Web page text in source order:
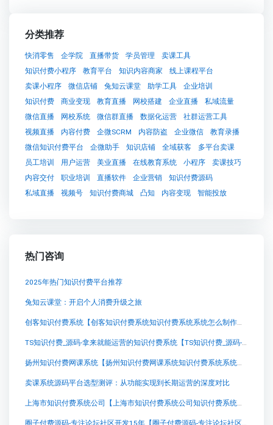
分类推荐
快消零售 企学院 直播带货 学员管理
卖课工具
知识付费小程序
教育平台 知识内容商家
线上课程平台
卖课小程序
微信店铺 兔知云课堂 助学工具
企业培训
知识付费
商业变现 教育直播 网校搭建 企业直播
私域流量
微信直播
网校系统 微信群直播 数据化运营
社群运营工具
视频直播
内容付费 企微SCRM 内容防盗 企业微信
教育录播
微信知识付费平台
企微助手 知识店铺 全域获客
多平台卖课
员工培训
用户运营 美业直播 在线教育系统 小程序
卖课技巧
内容交付
职业培训 直播软件 企业营销
知识付费源码
私域直播
视频号 知识付费商城 凸知 内容变现 智能投放
热门咨询
2025年热门知识付费平台推荐
兔知云课堂：开启个人消费升级之旅
创客知识付费系统【创客知识付费系统知识付费系统系统怎么制作，知识付费系统搭建使用教程】
TS知识付费_源码-拿来就能运营的知识付费系统【TS知识付费_源码-拿来就能运营的知识付费系统知识付费系统系统怎么制作，知识付费系统搭建使用教程】
扬州知识付费网课系统【扬州知识付费网课系统知识付费系统系统怎么制作，知识付费系统搭建使用教程】
卖课系统源码平台选型测评：从功能实现到长期运营的深度对比
上海市知识付费系统公司【上海市知识付费系统公司知识付费系统系统怎么制作，知识付费系统搭建使用教程】
圈子付费源码-专注论坛社区开发15年【圈子付费源码-专注论坛社区开发15年知识付费系统系统怎么制作，知识付费系统搭建使用教程】